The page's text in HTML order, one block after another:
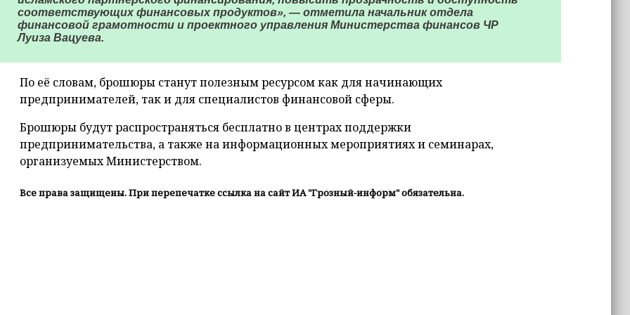
соответствующих финансовых продуктов», — отметила начальник отдела
финансовой грамотности и проектного управления Министерства финансов ЧР
Луиза Вацуева.
По её словам, брошюры станут полезным ресурсом как для начинающих
предпринимателей, так и для специалистов финансовой сферы.
Брошюры будут распространяться бесплатно в центрах поддержки
предпринимательства, а также на информационных мероприятиях и семинарах,
организуемых Министерством.
Все права защищены. При перепечатке ссылка на сайт ИА "Грозный-информ" обязательна.